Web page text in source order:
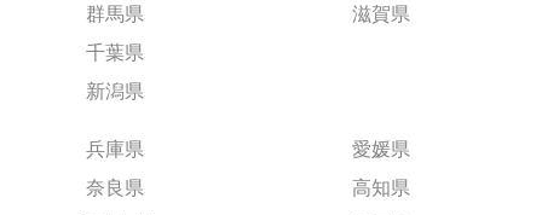
群馬県
千葉県
新潟県
滋賀県
兵庫県
奈良県
愛媛県
高知県